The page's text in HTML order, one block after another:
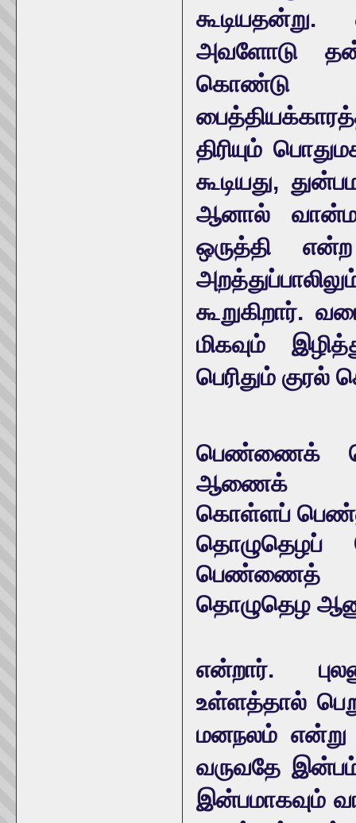
அவளோடு
கொண்டு
திரியும்
கூடியது,
ஆனால்
ஒருத்தி
கூறுகிறார்.
மிகவும்
பெரிதும்
பெண்ணைக்
ஆணைக்
கொள்ளப்
தொழுதெழப்
பெண்ணைத்
தொழுதெழ
என்றார்.
உள்ளத்தால்
மனநலம் என்று
வருவதே
இன்பமாகவும்